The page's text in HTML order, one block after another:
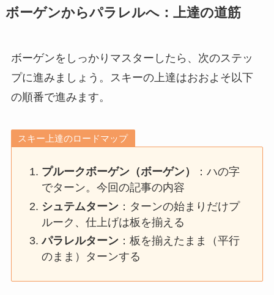
ボーゲンからパラレルへ：上達の道筋
ボーゲンをしっかりマスターしたら、次のステッ
プに進みましょう。スキーの上達はおおよそ以下
の順番で進みます。
スキー上達のロードマップ
プルークボーゲン（ボーゲン）
：ハの字
でターン。今回の記事の内容
シュテムターン ：ターンの始まりだけプ
ルーク、仕上げは板を揃える
パラレルターン ：板を揃えたまま（平行
のまま）ターンする